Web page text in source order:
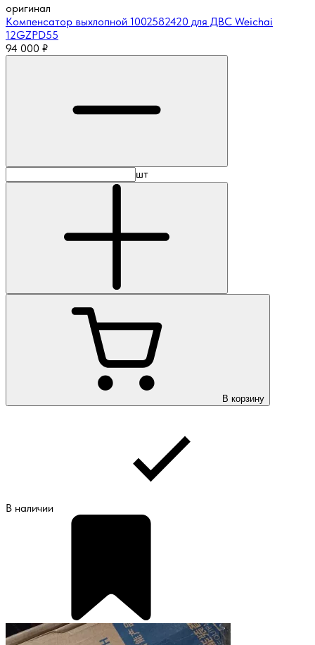
оригинал
Компенсатор выхлопной 1002582420 для ДВС Weichai
12GZPD55
94 000 ₽
шт
В корзину
В наличии